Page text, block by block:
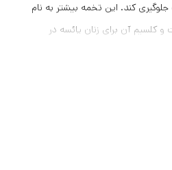
کند. این تخمه بیشتر به نام
کلسیم آن برای زنان یائسه در
های نمکی (البته کم نمک)، گلپر و